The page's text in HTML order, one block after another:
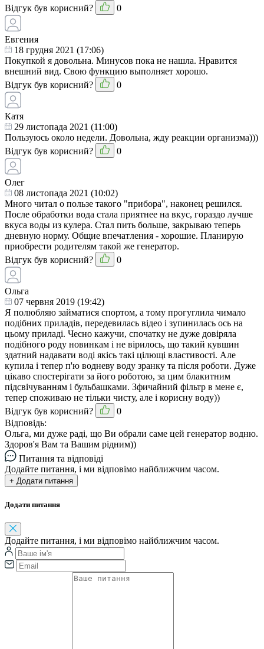
Відгук був корисний?
0
Евгения
18 грудня 2021 (17:06)
Покупкой я довольна. Минусов пока не нашла. Нравится
внешний вид. Свою функцию выполняет хорошо.
Відгук був корисний?
0
Катя
29 листопада 2021 (11:00)
Пользуюсь около недели. Довольна, жду реакции организма)))
Відгук був корисний?
0
Олег
08 листопада 2021 (10:02)
Много читал о пользе такого "прибора", наконец решился.
После обработки вода стала приятнее на вкус, гораздо лучше
вкуса воды из кулера. Стал пить больше, закрываю теперь
дневную норму. Общие впечатления - хорошие. Планирую
приобрести родителям такой же генератор.
Відгук був корисний?
0
Ольга
07 червня 2019 (19:42)
Я полюбляю займатися спортом, а тому прогуглила чимало
подібних приладів, передевилась відео і зупинилась ось на
цьому приладі. Чесно кажучи, спочатку не дуже довіряла
подібного роду новинкам і не вірилось, що такий кувшин
здатний надавати воді якісь такі цілющі властивості. Але
купила і тепер п'ю водневу воду зранку та після роботи. Дуже
цікаво спостерігати за його роботою, за цим блакитним
підсвічуванням і бульбашками. Зфичайний фільтр в мене є,
тепер споживаю не тільки чисту, але і корисну воду))
Відгук був корисний?
0
Відповідь:
Ольга, ми дуже раді, що Ви обрали саме цей генератор водню.
Здоров'я Вам та Вашим рідним))
Питання та відповіді
Додайте питання, і ми відповімо найближчим часом.
+ Додати питання
Додати питання
Додайте питання, і ми відповімо найближчим часом.